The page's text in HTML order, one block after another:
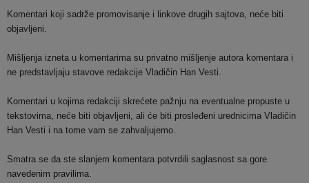
Komentari koji sadrže promovisanje i linkove drugih sajtova, neće biti
objavljeni.
Mišljenja izneta u komentarima su privatno mišljenje autora komentara i
ne predstavljaju stavove redakcije Vladičin Han Vesti.
Komentari u kojima redakciji skrećete pažnju na eventualne propuste u
tekstovima, neće biti objavljeni, ali će biti prosleđeni urednicima Vladičin
Han Vesti i na tome vam se zahvaljujemo.
Smatra se da ste slanjem komentara potvrdili saglasnost sa gore
navedenim pravilima.